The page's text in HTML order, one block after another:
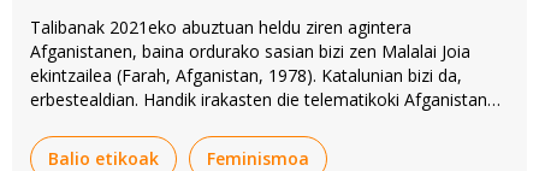
Talibanak 2021eko abuztuan heldu ziren agintera
Afganistanen, baina ordurako sasian bizi zen Malalai Joia
ekintzailea (Farah, Afganistan, 1978). Katalunian bizi da,
erbestealdian. Handik irakasten die telematikoki Afganistango
Balio etikoak
Feminismoa